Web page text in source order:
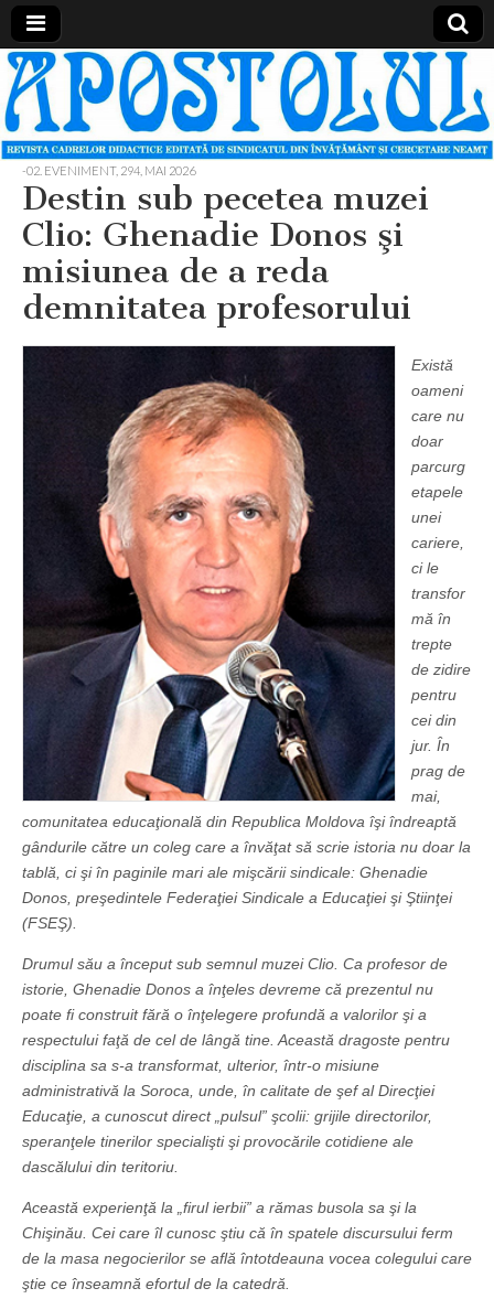
Apostolul
Revista
cadrelor
didactice
din
judetul
Neamt
-02. EVENIMENT, 294, MAI 2026
Destin sub pecetea muzei
Clio: Ghenadie Donos şi
misiunea de a reda
demnitatea profesorului
Există
oameni
care nu
doar
parcurg
etapele
unei
cariere,
ci le
transfor
mă în
trepte
de zidire
pentru
cei din
jur. În
prag de
mai,
comunitatea educaţională din Republica Moldova îşi îndreaptă
gândurile către un coleg care a învăţat să scrie istoria nu doar la
tablă, ci şi în paginile mari ale mişcării sindicale: Ghenadie
Donos, preşedintele Federaţiei Sindicale a Educaţiei şi Ştiinţei
(FSEŞ).
Drumul său a început sub semnul muzei Clio. Ca profesor de
istorie, Ghenadie Donos a înţeles devreme că prezentul nu
poate fi construit fără o înţelegere profundă a valorilor şi a
respectului faţă de cel de lângă tine. Această dragoste pentru
disciplina sa s-a transformat, ulterior, într-o misiune
administrativă la Soroca, unde, în calitate de şef al Direcţiei
Educaţie, a cunoscut direct „pulsul” şcolii: grijile directorilor,
speranţele tinerilor specialişti şi provocările cotidiene ale
dascălului din teritoriu.
Această experienţă la „firul ierbii” a rămas busola sa şi la
Chişinău. Cei care îl cunosc ştiu că în spatele discursului ferm
de la masa negocierilor se află întotdeauna vocea colegului care
ştie ce înseamnă efortul de la catedră.